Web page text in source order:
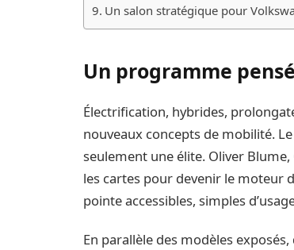
Un salon stratégique pour
Un programme
Électrification, hybrides,
nouveaux concepts de mobilité.
seulement une élite. Oliver Blume,
les cartes pour devenir le moteur
pointe accessibles, simples
En parallèle des modèles